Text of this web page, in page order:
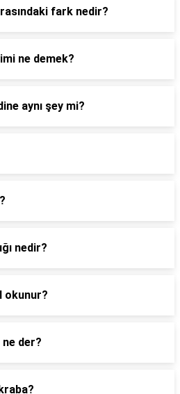
fark nedir?
ne demek?
aynı şey mi?
nedir?
okunur?
ne der?